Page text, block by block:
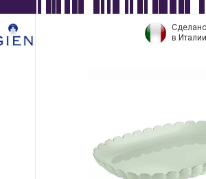
Сделано
в Италии